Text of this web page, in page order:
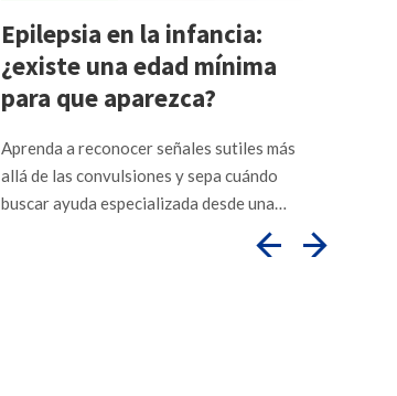
Epilepsia en la infancia:
¿existe una edad mínima
para que aparezca?
Aprenda a reconocer señales sutiles más
allá de las convulsiones y sepa cuándo
buscar ayuda especializada desde una